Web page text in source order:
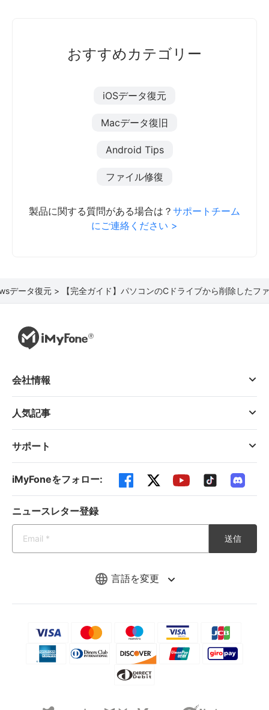
おすすめカテゴリー
iOSデータ復元
Macデータ復旧
Android Tips
ファイル修復
製品に関する質問がある場合は？ サポートチーム
にご連絡ください >
データ復元 > 【完全ガイド】パソコンのCドライブから削除したフ
言語を変更
会社情報
人気記事
サポート
iMyFoneをフォロー:
ニュースレター登録
送信